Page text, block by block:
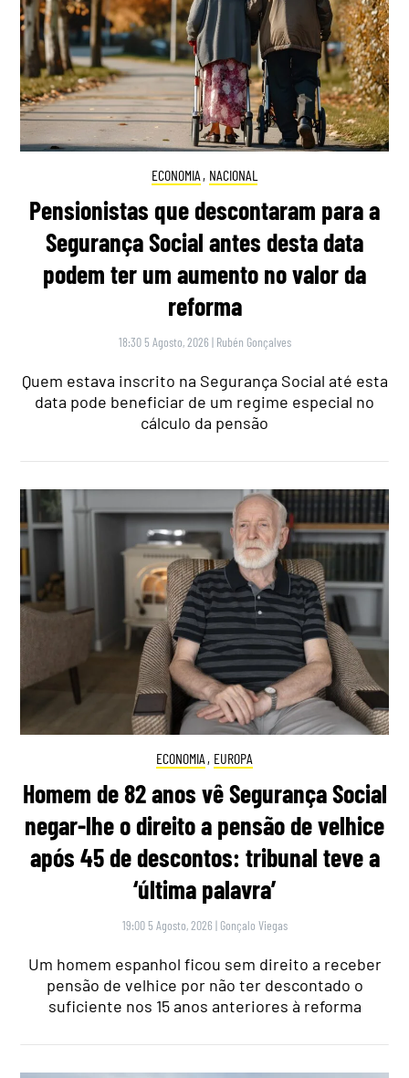
ECONOMIA , NACIONAL
Pensionistas que descontaram para a
Segurança Social antes desta data
podem ter um aumento no valor da
reforma
18:30 5 Agosto, 2026 | Rubén Gonçalves
Quem estava inscrito na Segurança Social até esta
data pode beneficiar de um regime especial no
cálculo da pensão
ECONOMIA , EUROPA
Homem de 82 anos vê Segurança Social
negar-lhe o direito a pensão de velhice
após 45 de descontos: tribunal teve a
‘última palavra’
19:00 5 Agosto, 2026 | Gonçalo Viegas
Um homem espanhol ficou sem direito a receber
pensão de velhice por não ter descontado o
suficiente nos 15 anos anteriores à reforma